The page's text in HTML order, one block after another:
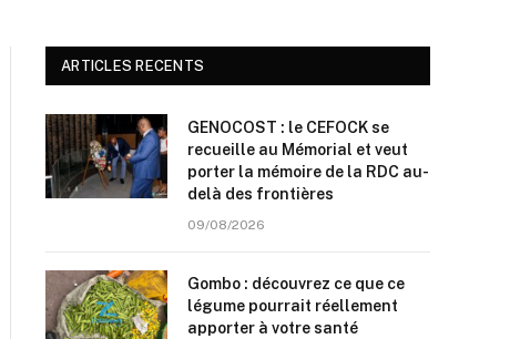
ARTICLES RECENTS
GENOCOST : le CEFOCK se
recueille au Mémorial et veut
porter la mémoire de la RDC au-
delà des frontières
09/08/2026
Gombo : découvrez ce que ce
légume pourrait réellement
apporter à votre santé